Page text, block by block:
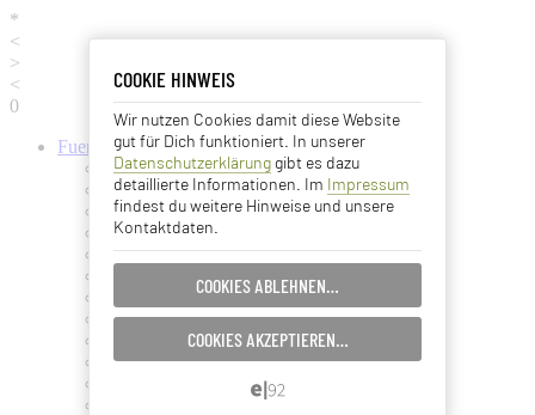
COOKIE HINWEIS
Wir nutzen Cookies damit diese Website
gut für Dich funktioniert. In unserer
Datenschutzerklärung gibt es dazu
detaillierte Informationen. Im Impressum
findest du weitere Hinweise und unsere
Kontaktdaten.
COOKIES ABLEHNEN…
COOKIES AKZEPTIEREN…
Essentielle Cookies
Analyse Cookies
EINSTELLUNGEN SPEICHERN…
ABBRECHEN…
*
<
>
<
0
FuerteventuraInformationen
Fuerteventura (Startseite)
Fuerteventura Wetter + Klima
Ortschaften auf Fuerteventura
Strände auf Fuerteventura
Pflanzen und Tiere auf Fuerte
Fuertes Kunst und Kultur
Verkehrsmittel (Taxi, Bus, Fähre)
Flughafen Fuerteventura
Ämter und Services auf Fuerte
Essen und Trinken auf Fuerte
Ärzte auf Fuerteventura